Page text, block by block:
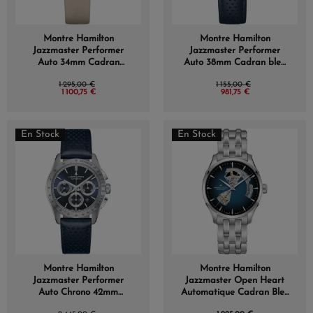
Montre Hamilton
Jazzmaster Performer
Auto 34mm Cadran
1 295,00 €
1 100,75 €
Montre Hamilton
Jazzmaster Performer
Auto 38mm Cadran bleu
1 155,00 €
981,75 €
En Stock
Montre Hamilton
Jazzmaster Performer
Auto Chrono 42mm
En Stock
Montre Hamilton
Jazzmaster Open Heart
Automatique Cadran Bleu